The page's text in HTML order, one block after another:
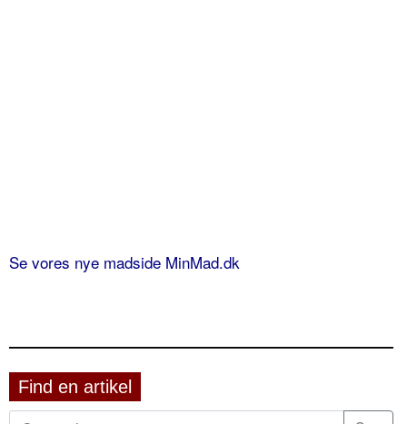
Se vores nye madside MinMad.dk
Find en artikel